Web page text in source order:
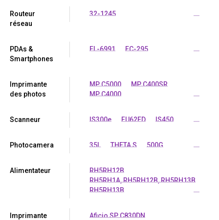
Routeur
réseau
32-1245 ...
PDAs &
Smartphones
EL-6991 EC-295 ...
Imprimante
des photos
MP C5000
MP C400SR
MP C4000
...
Scanneur IS300e FU62ED IS450 ...
Photocamera 35L THETA S 500G ...
Alimentateur
RH5RH12B
RH5RH1A, RH5RH12B, RH5RH13B
RH5RH13B
...
Imprimante
Aficio SP C830DN